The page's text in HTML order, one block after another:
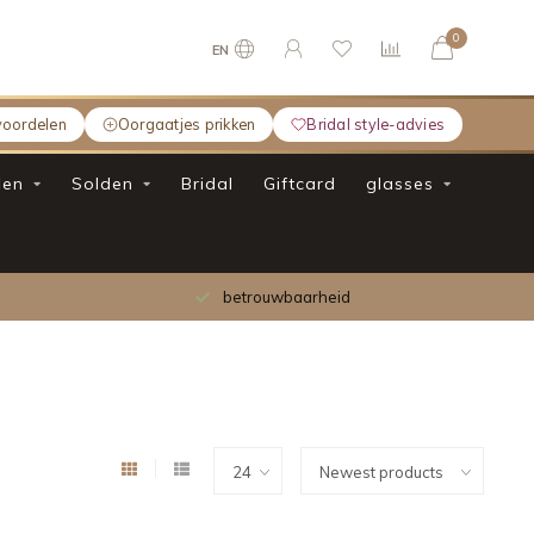
Oorgaatjes prikken Bridal style-advies
EN
0
Solden Bridal Giftcard glasses
betrouwbaarheid